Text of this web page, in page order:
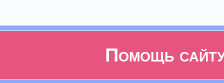
Помощь